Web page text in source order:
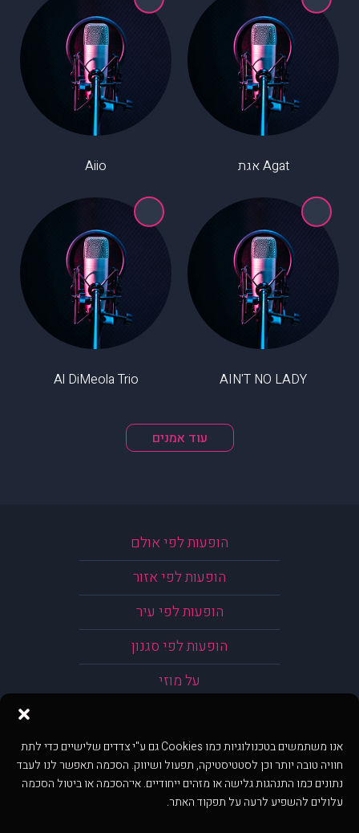
אנו משתמשים בטכנולוגיות כמו Cookies גם ע"י צדדים שלישיים כדי לתת
חוויה טובה יותר וכן לסטטיסטיקה, תפעול ושיווק. הסכמה תאפשר לנו לעבד
נתונים כמו התנהגות גלישה או מזהים ייחודיים. אי־הסכמה או ביטול הסכמה
עלולים להשפיע לרעה על תפקוד האתר.
Agat אגת Aiio
AIN'T NO LADY
Al DiMeola Trio
עוד אמנים
הופעות לפי אולם
הופעות לפי אזור
הופעות לפי עיר
הופעות לפי סגנון
על מוזי